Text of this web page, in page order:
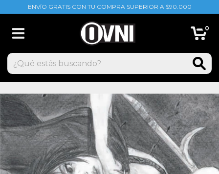
ENVÍO GRATIS CON TU COMPRA SUPERIOR A $90.000
0